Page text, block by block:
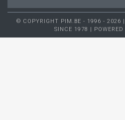
© COPYRIGHT PIM.BE - 1996 - 2026 |
SINCE 1978 | POWERED